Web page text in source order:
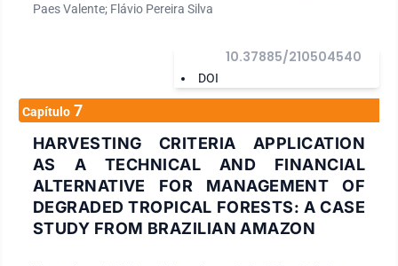
Paes Valente; Flávio Pereira Silva
DOI
10.37885/210504540
Capítulo 7
HARVESTING CRITERIA APPLICATION
AS A TECHNICAL AND FINANCIAL
ALTERNATIVE FOR MANAGEMENT OF
DEGRADED TROPICAL FORESTS: A CASE
STUDY FROM BRAZILIAN AMAZON